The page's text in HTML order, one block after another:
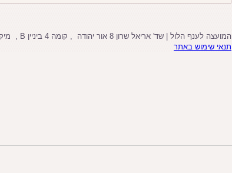
המועצה לענף הלול | שד' אריאל שרון 8 אור יהודה , קומה 4 ביניין B , מיקוד 6037607 , טלפון: 03-6083232, פקס': 03-6083231
תנאי שימוש באתר